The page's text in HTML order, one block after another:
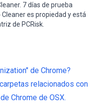
7 días de prueba
es propiedad y está
de PCRisk.
de Chrome?
relacionados con
Chrome de OSX.